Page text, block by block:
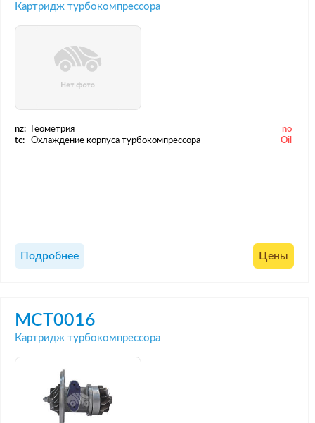
Картридж турбокомпрессора
nz: Геометрия
no
tc:
Охлаждение корпуса турбокомпрессора Oil
Подробнее Цены
MCT0016
Картридж турбокомпрессора